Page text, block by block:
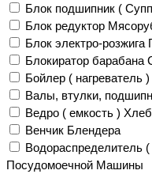
Блок подшипник (
Блок редуктор
Блок электро-розжига
Блокиратор
Бойлер ( нагреватель
Валы, втулки,
Ведро ( емкость )
Венчик Блендера
Водораспределитель
Посудомоечной Машины